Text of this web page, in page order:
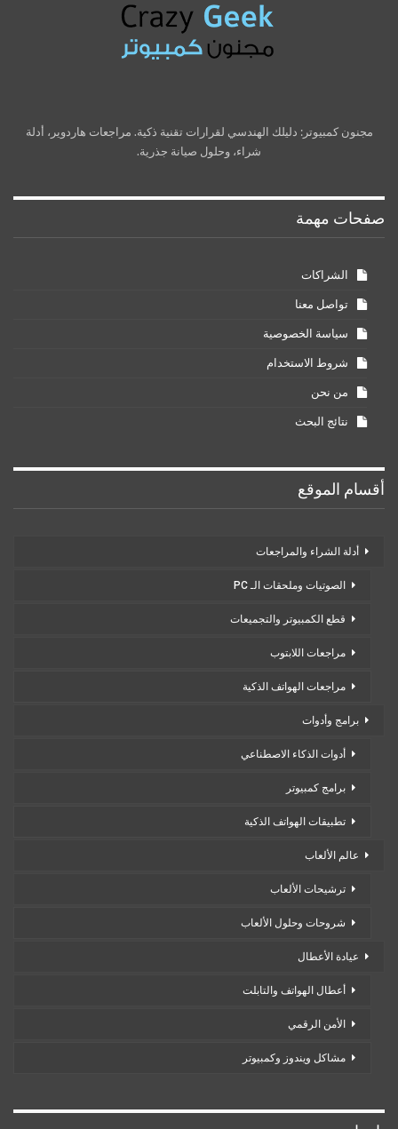
مجنون كمبيوتر: دليلك الهندسي لقرارات تقنية ذكية. مراجعات هاردوير، أدلة
شراء، وحلول صيانة جذرية.
صفحات مهمة
الشراكات
تواصل معنا
سياسة الخصوصية
شروط الاستخدام
من نحن
نتائج البحث
أقسام الموقع
أدلة الشراء والمراجعات
الصوتيات وملحقات الـ PC
قطع الكمبيوتر والتجميعات
مراجعات اللابتوب
مراجعات الهواتف الذكية
برامج وأدوات
أدوات الذكاء الاصطناعي
برامج كمبيوتر
تطبيقات الهواتف الذكية
عالم الألعاب
ترشيحات الألعاب
شروحات وحلول الألعاب
عيادة الأعطال
أعطال الهواتف والتابلت
الأمن الرقمي
مشاكل ويندوز وكمبيوتر